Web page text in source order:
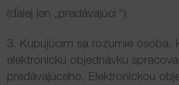
(ďalej len „predávajúci “).
3. Kupujúcim sa rozumie osoba,
elektronickú objednávku
predávajúceho. Elektronickou